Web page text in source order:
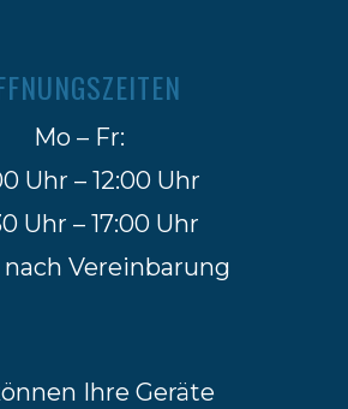
Mo – Fr:
Uhr – 12:00 Uhr
Uhr – 17:00 Uhr
Vereinbarung
Ihre Geräte